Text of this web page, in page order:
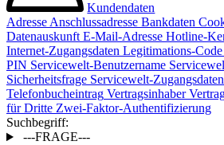
Kundendaten
Adresse Anschlussadresse Bankdaten
Datenauskunft E-Mail-Adresse Hotline-
Internet-Zugangsdaten Legitimations-Code
PIN Servicewelt-Benutzername
Sicherheitsfrage Servicewelt-Zugangsdaten
Telefonbucheintrag Vertragsinhaber
für Dritte Zwei-Faktor-Authentifizierung
Suchbegriff:
---FRAGE---